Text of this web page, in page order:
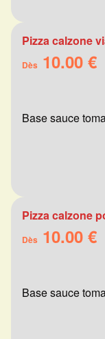
Pizza calzone
Dès 10.00 €
Base sauce
Pizza calzone
Dès 10.00 €
Base sauce